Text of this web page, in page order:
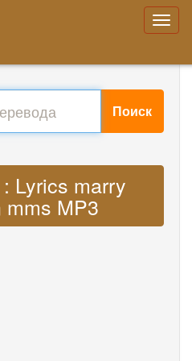
Поиск
Lyrics marry
MP3